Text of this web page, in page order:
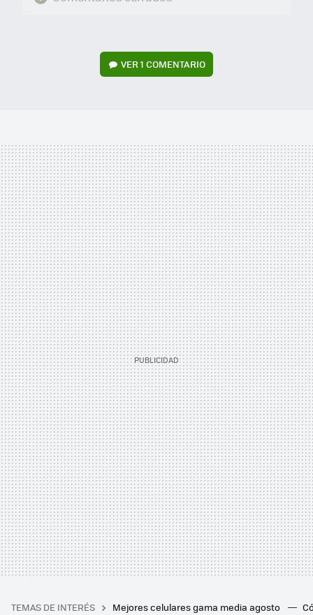
VER1 COMENTARIO
TEMAS DE INTERÉS Mejores celulares gama media agosto